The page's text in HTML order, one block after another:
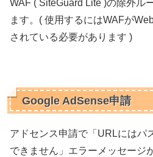
WAF ( SiteGuard Lite )の除外ル
ます。( 使用するにはWAFが
されている必要があります )
Google AdSense申請
アドセンス申請で「URLにはパ
できません」エラーメッセージ